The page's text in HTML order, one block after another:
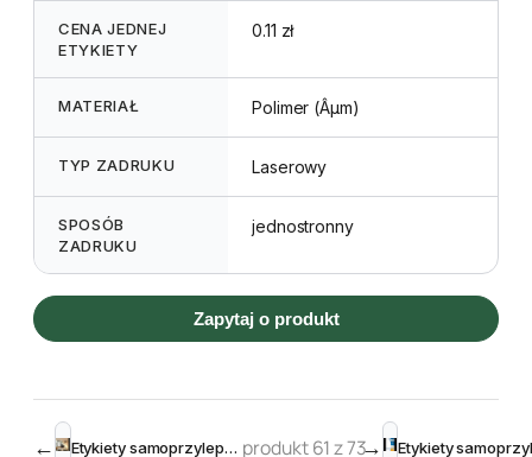
CENA JEDNEJ
ETYKIETY
0.11 zł
MATERIAŁ Polimer (Âµm)
TYP ZADRUKU Laserowy
SPOSÓB
ZADRUKU
jednostronny
Zapytaj o produkt
← Etykiety samoprzylepne przezroczyste matowe 210 x 297 mm (25szt) produkt 61 z 73→